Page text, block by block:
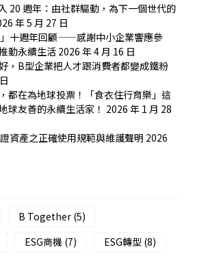
20 週年：由社群驅動，為下一個世代的
年 5 月 27 日
」十週年回顧——感謝中小企業響應參
動永續生活 2026 年 4 月 16 日
，B型企業把人才跟消費者都變成鐵粉
都在為地球投票！「食衣住行育樂」這
球友善的永續生活家！ 2026 年 1 月 28
資產之正確使用規範與維護聲明 2026
B Together (5)
ESG商機 (7) ESG轉型 (8)